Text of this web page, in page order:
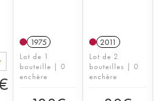
1975
Lot de 1
bouteille | 0
enchère
2011
Lot de 2
bouteilles | 0
enchère